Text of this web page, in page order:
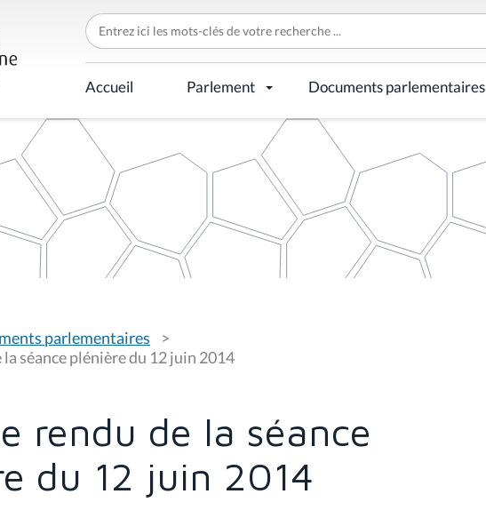
C
h
e
r
c
h
r
p
Accueil Parlement Documents parlementaires
parlementaires
séance plénière du 12 juin 2014
rendu de la séance
du 12 juin 2014